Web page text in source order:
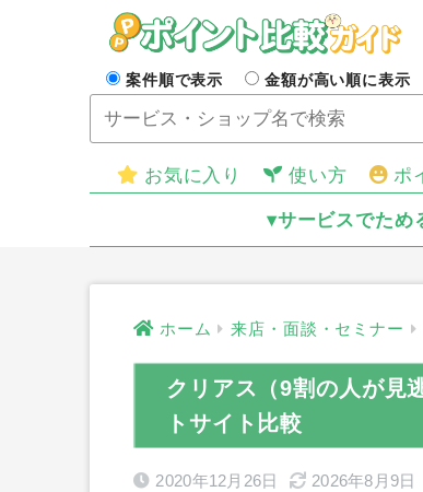
案件順で表示 金額が高い順に表示
お気に入り 使い方 ポ
▾サービスでため
ホーム 来店・面談・セミナー
クリアス（9割の人が見
トサイト比較
2020年12月26日 2026年8月9日